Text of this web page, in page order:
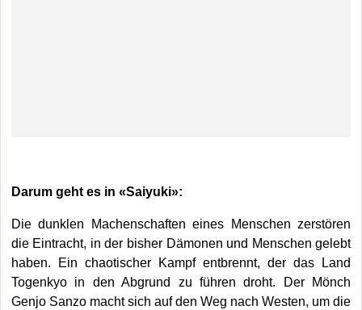
Darum geht es in «Saiyuki»:
Die dunklen Machenschaften eines Menschen zerstören
die Eintracht, in der bisher Dämonen und Menschen gelebt
haben. Ein chaotischer Kampf entbrennt, der das Land
Togenkyo in den Abgrund zu führen droht. Der Mönch
Genjo Sanzo macht sich auf den Weg nach Westen, um die